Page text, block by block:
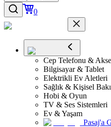
0
Cep Telefonu &
Bilgisayar & Tablet
Elektrikli Ev Aletleri
Sağlık & Kişisel
Hobi & Oyun
TV & Ses Sistemleri
Ev & Yaşam
Pasaj'a